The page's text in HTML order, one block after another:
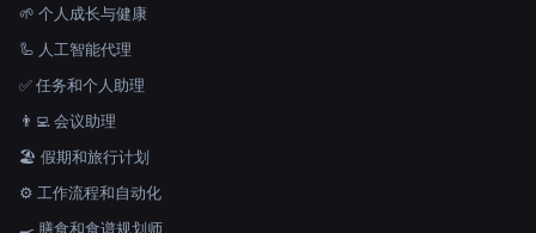
🌱 个人成长与健康
🦾 人工智能代理
✅ 任务和个人助理
👨‍💻 会议助理
🏖 假期和旅行计划
⚙️ 工作流程和自动化
🍳 膳食和食谱规划师